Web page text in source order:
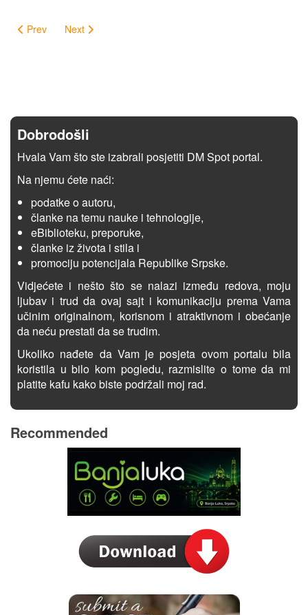
Prev Next
Dobrodošli
Hvala Vam što ste izabrali posjetiti DM Spot portal.
Na njemu ćete naći:
podatke o autoru,
članke na temu nauke i tehnologije,
eBiblioteku, preporuke,
članke iz života i stila i
promociju potencijala Republike Srpske.
Vidjećete i nešto što se nalazi između redova, moju
ljubav i trud da ovaj sajt i komunikaciju prema Vama
učinim originalnom, korisnom i atraktivnom i obećanje
da neću prestati da se trudim.
Ukoliko nađete da Vam je posjeta ovom portalu bila
koristila u bilo kom pogledu, razmislite o tome da mi
platite kafu kako biste podržali moj rad.
Recommended